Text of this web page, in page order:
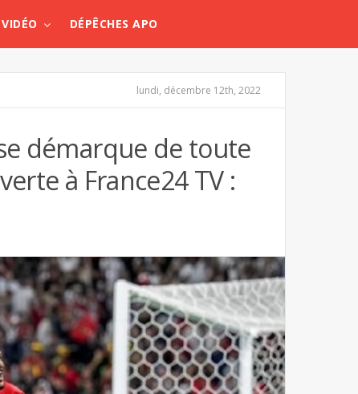
VIDÉO DÉPÊCHES APO
lundi, décembre 12th, 2022
démarque de toute
à France24 TV :